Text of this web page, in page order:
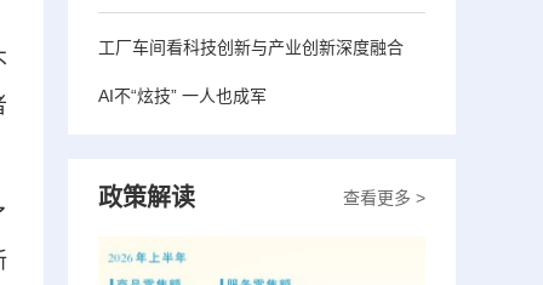
工厂车间看科技创新与产业创新深度融合
AI不“炫技” 一人也成军
查看更多 >
政策解读